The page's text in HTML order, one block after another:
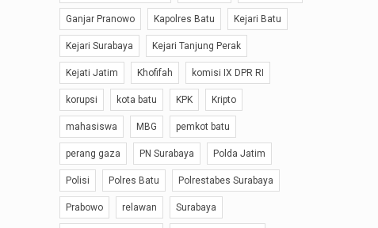
Ganjar Pranowo Kapolres Batu Kejari Batu
Kejari Surabaya Kejari Tanjung Perak
Kejati Jatim Khofifah komisi IX DPR RI
korupsi kota batu KPK Kripto
mahasiswa MBG pemkot batu
perang gaza PN Surabaya Polda Jatim
Polisi Polres Batu Polrestabes Surabaya
Prabowo relawan Surabaya